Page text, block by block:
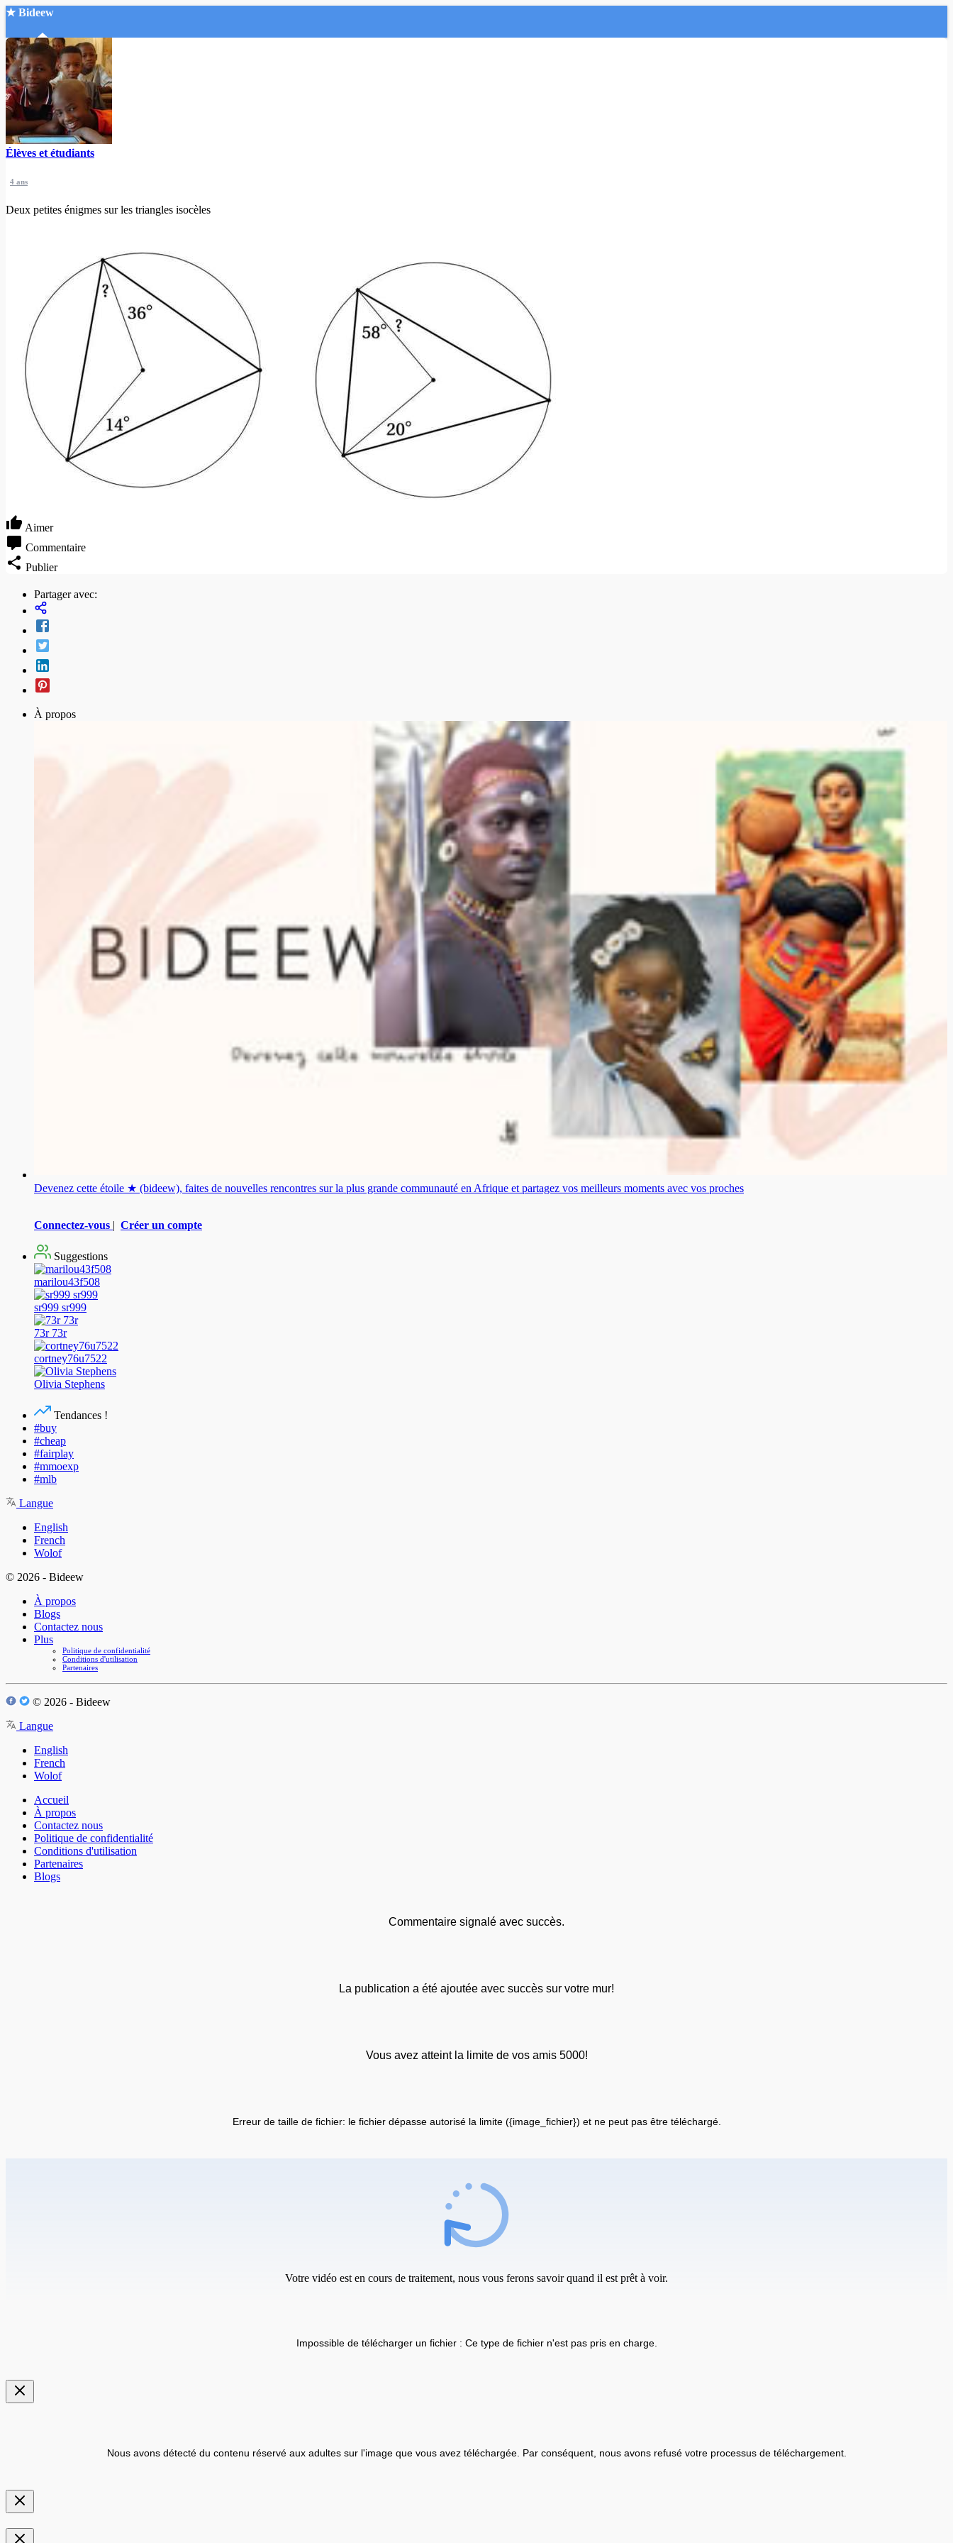
★ Bideew
Accueil
Recherche Avancée
Créer un compte
Élèves et étudiants
4 ans
Deux petites énigmes sur les triangles isocèles
Aimer
Commentaire
Publier
Partager avec:
À propos
Devenez cette étoile ★ (bideew), faites de nouvelles rencontres sur la plus grande communauté en Afrique et partagez vos meilleurs moments avec vos proches
Connectez-vous | Créer un compte
Suggestions
marilou43f508
sr999 sr999
73r 73r
cortney76u7522
Olivia Stephens
Tendances !
#buy
#cheap
#fairplay
#mmoexp
#mlb
Langue
English
French
Wolof
© 2026 - Bideew
À propos
Blogs
Contactez nous
Plus
Politique de confidentialité
Conditions d'utilisation
Partenaires
© 2026 - Bideew
Langue
English
French
Wolof
Accueil
À propos
Contactez nous
Politique de confidentialité
Conditions d'utilisation
Partenaires
Blogs
Commentaire signalé avec succès.
La publication a été ajoutée avec succès sur votre mur!
Vous avez atteint la limite de vos amis 5000!
Erreur de taille de fichier: le fichier dépasse autorisé la limite ({image_fichier}) et ne peut pas être téléchargé.
Votre vidéo est en cours de traitement, nous vous ferons savoir quand il est prêt à voir.
Impossible de télécharger un fichier : Ce type de fichier n'est pas pris en charge.
Nous avons détecté du contenu réservé aux adultes sur l'image que vous avez téléchargée. Par conséquent, nous avons refusé votre processus de téléchargement.